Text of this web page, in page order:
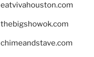
eatvivahouston.com
thebigshowok.com
chimeandstave.com